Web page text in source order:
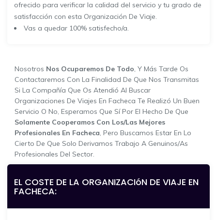
ofrecido para verificar la calidad del servicio y tu grado de
satisfacción con esta Organización De Viaje.
Vas a quedar 100% satisfecho/a.
Nosotros Nos Ocuparemos De Todo, Y Más Tarde Os
Contactaremos Con La Finalidad De Que Nos Transmitas
Si La Compañía Que Os Atendió Al Buscar
Organizaciones De Viajes En Facheca Te Realizó Un Buen
Servicio O No, Esperamos Que Sí Por El Hecho De Que
Solamente Cooperamos Con Los/las Mejores
Profesionales En Facheca, Pero Buscamos Estar En Lo
Cierto De Que Solo Derivamos Trabajo A Genuinos/as
Profesionales Del Sector.
EL COSTE DE LA ORGANIZACIóN DE VIAJE EN
FACHECA: